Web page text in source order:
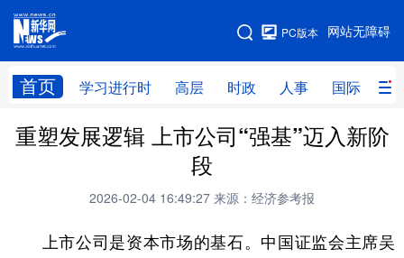
网站无障碍
PC版本
首页 学习进行时 高层 时政 人事 国际 财
网站地图
学习进行时 高层 时政 人事
科技 科创 量子 体育
重塑发展逻辑 上市公司“强基”迈入新阶
段
2026-02-04 16:49:27 来源：经济参考报
上市公司是资本市场的基石。中国证监会主席吴